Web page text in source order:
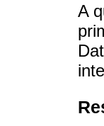
A